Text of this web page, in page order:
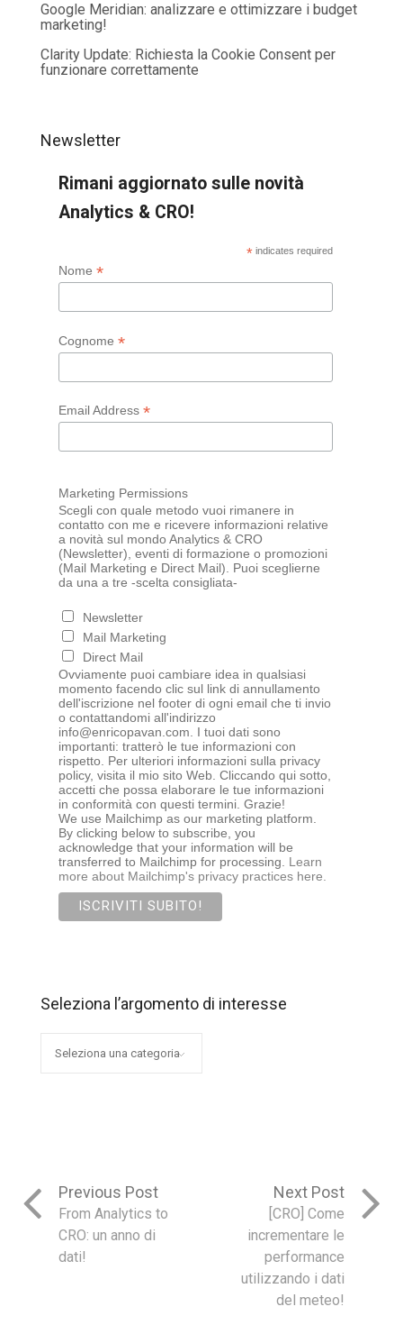
Google Meridian: analizzare e ottimizzare i budget
marketing!
Clarity Update: Richiesta la Cookie Consent per
funzionare correttamente
Newsletter
Rimani aggiornato sulle novità
Analytics & CRO!
* indicates required
Nome *
Cognome *
Email Address *
Marketing Permissions
Scegli con quale metodo vuoi rimanere in
contatto con me e ricevere informazioni relative
a novità sul mondo Analytics & CRO
(Newsletter), eventi di formazione o promozioni
(Mail Marketing e Direct Mail). Puoi sceglierne
da una a tre -scelta consigliata-
Newsletter
Mail Marketing
Direct Mail
Ovviamente puoi cambiare idea in qualsiasi
momento facendo clic sul link di annullamento
dell'iscrizione nel footer di ogni email che ti invio
o contattandomi all'indirizzo
info@enricopavan.com. I tuoi dati sono
importanti: tratterò le tue informazioni con
rispetto. Per ulteriori informazioni sulla privacy
policy, visita il mio sito Web. Cliccando qui sotto,
accetti che possa elaborare le tue informazioni
in conformità con questi termini. Grazie!
We use Mailchimp as our marketing platform.
By clicking below to subscribe, you
acknowledge that your information will be
transferred to Mailchimp for processing. Learn
more about Mailchimp's privacy practices here.
Seleziona l’argomento di interesse
Previous Post
From Analytics to
CRO: un anno di
dati!
Next Post
[CRO] Come
incrementare le
performance
utilizzando i dati
del meteo!